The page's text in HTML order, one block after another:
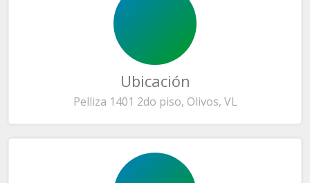
Ubicación
Pelliza 1401 2do piso, Olivos, VL